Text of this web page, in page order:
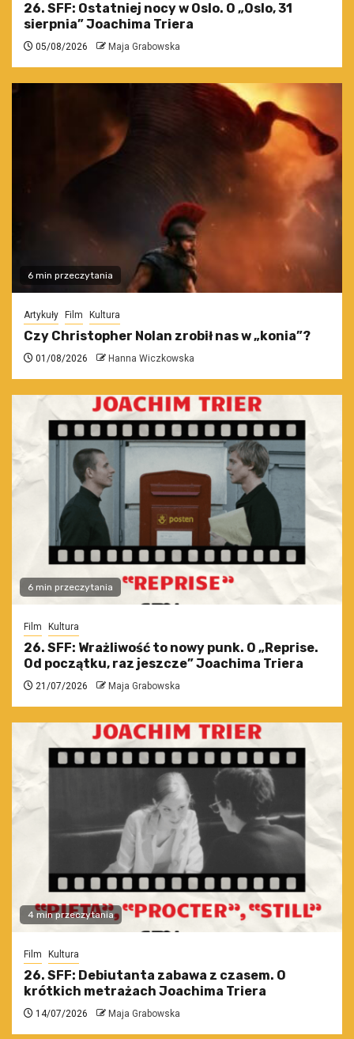
26. SFF: Ostatniej nocy w Oslo. O „Oslo, 31
sierpnia” Joachima Triera
05/08/2026 Maja Grabowska
6 min przeczytania
Artykuły Film Kultura
Czy Christopher Nolan zrobił nas w „konia”?
01/08/2026 Hanna Wiczkowska
6 min przeczytania
Film Kultura
26. SFF: Wrażliwość to nowy punk. O „Reprise.
Od początku, raz jeszcze” Joachima Triera
21/07/2026 Maja Grabowska
4 min przeczytania
Film Kultura
26. SFF: Debiutanta zabawa z czasem. O
krótkich metrażach Joachima Triera
14/07/2026 Maja Grabowska